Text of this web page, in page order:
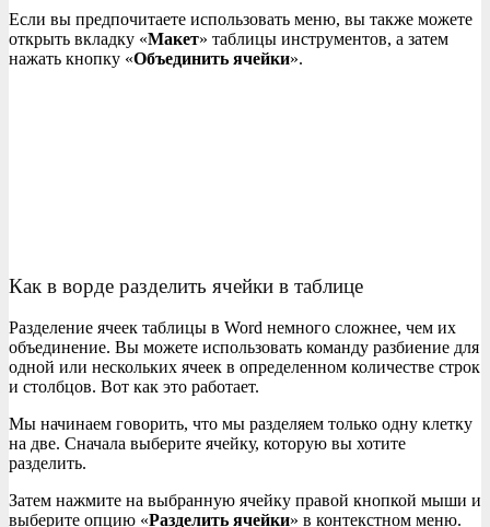
Если вы предпочитаете использовать меню, вы также можете
открыть вкладку «Макет» таблицы инструментов, а затем
нажать кнопку «Объединить ячейки».
Как в ворде разделить ячейки в таблице
Разделение ячеек таблицы в Word немного сложнее, чем их
объединение. Вы можете использовать команду разбиение для
одной или нескольких ячеек в определенном количестве строк
и столбцов. Вот как это работает.
Мы начинаем говорить, что мы разделяем только одну клетку
на две. Сначала выберите ячейку, которую вы хотите
разделить.
Затем нажмите на выбранную ячейку правой кнопкой мыши и
выберите опцию «Разделить ячейки» в контекстном меню.